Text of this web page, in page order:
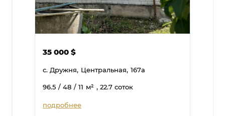
35 000$
с. Дружня, Центральная, 167а
96.5 / 48 / 11 м² , 22.7 соток
подробнее